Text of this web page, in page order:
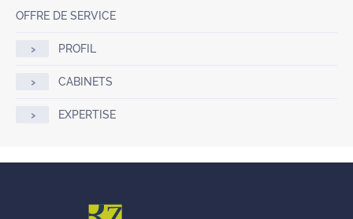
OFFRE DE SERVICE
PROFIL
CABINETS
EXPERTISE